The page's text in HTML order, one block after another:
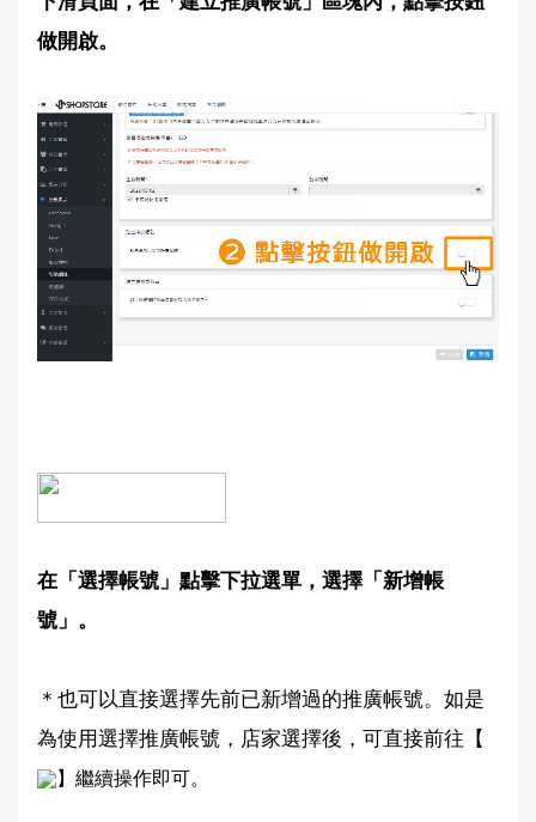
做開啟。
在「選擇帳號」點擊下拉選單，選擇「新增帳
號」。
＊也可以直接選擇先前已新增過的推廣帳號。如是
為使用選擇推廣帳號，店家選擇後，可直接前往【
】繼續操作即可。